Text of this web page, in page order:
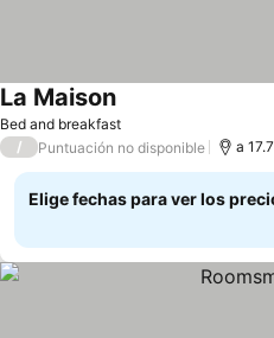
Bed and breakfast
La Maison
/ Puntuación no disponible a
Elige fechas para ver los